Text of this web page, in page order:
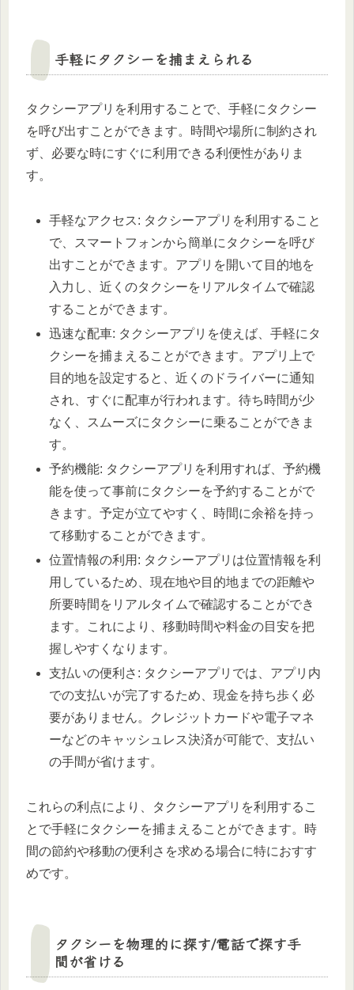
手軽にタクシーを捕まえられる
タクシーアプリを利用することで、手軽にタクシー
を呼び出すことができます。時間や場所に制約され
ず、必要な時にすぐに利用できる利便性がありま
す。
手軽なアクセス: タクシーアプリを利用すること
で、スマートフォンから簡単にタクシーを呼び
出すことができます。アプリを開いて目的地を
入力し、近くのタクシーをリアルタイムで確認
することができます。
迅速な配車: タクシーアプリを使えば、手軽にタ
クシーを捕まえることができます。アプリ上で
目的地を設定すると、近くのドライバーに通知
され、すぐに配車が行われます。待ち時間が少
なく、スムーズにタクシーに乗ることができま
す。
予約機能: タクシーアプリを利用すれば、予約機
能を使って事前にタクシーを予約することがで
きます。予定が立てやすく、時間に余裕を持っ
て移動することができます。
位置情報の利用: タクシーアプリは位置情報を利
用しているため、現在地や目的地までの距離や
所要時間をリアルタイムで確認することができ
ます。これにより、移動時間や料金の目安を把
握しやすくなります。
支払いの便利さ: タクシーアプリでは、アプリ内
での支払いが完了するため、現金を持ち歩く必
要がありません。クレジットカードや電子マネ
ーなどのキャッシュレス決済が可能で、支払い
の手間が省けます。
これらの利点により、タクシーアプリを利用するこ
とで手軽にタクシーを捕まえることができます。時
間の節約や移動の便利さを求める場合に特におすす
めです。
タクシーを物理的に探す/電話で探す手
間が省ける